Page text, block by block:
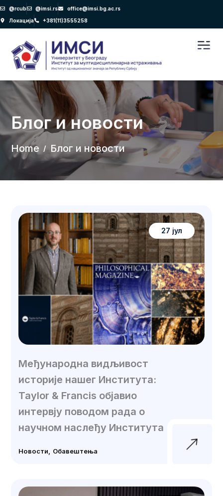
Пређи
на
садржај
@rcub @imsi.rs
office@imsi.bg.ac.rs
Локација
+381(11)3555258
Блог и новости
Home / Блог и новости
27 јул
Новости Обавештења
Међународна видљивост
историје нашег Института:
Taylor & Francis објавио
интервју поводом рада о
научном наслеђу Института